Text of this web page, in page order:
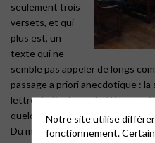
seulement trois
versets, et qui
plus est, un
texte qui ne
semble pas appeler de longs
passage a priori anecdotique :
lettre de Paul aux chrétiens de
quelques mots : De Paul aux
Du moins, c’est ainsi que
Notre site utilise
fonctionnement.